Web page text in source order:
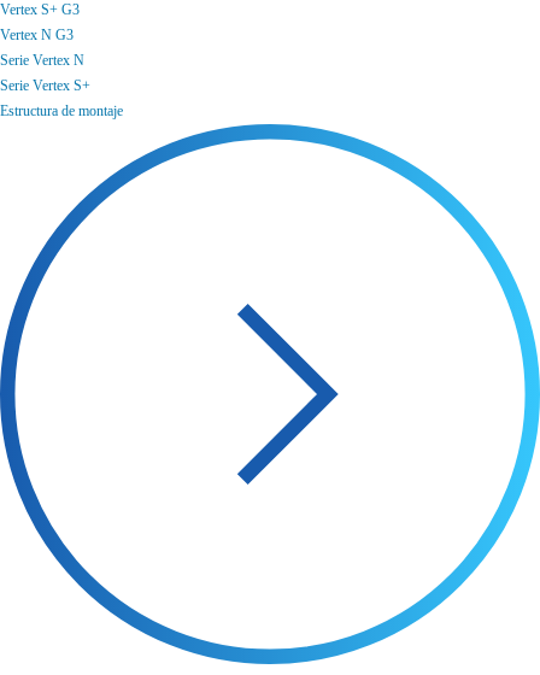
Vertex S+ G3
Vertex N G3
Serie Vertex N
Serie Vertex S+
Estructura de montaje